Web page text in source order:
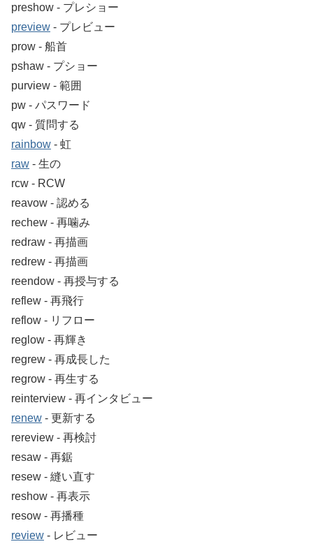
preshow ‐ プレショー
preview ‐ プレビュー
prow ‐ 船首
pshaw ‐ プショー
purview ‐ 範囲
pw ‐ パスワード
qw ‐ 質問する
rainbow ‐ 虹
raw ‐ 生の
rcw ‐ RCW
reavow ‐ 認める
rechew ‐ 再噛み
redraw ‐ 再描画
redrew ‐ 再描画
reendow ‐ 再授与する
reflew ‐ 再飛行
reflow ‐ リフロー
reglow ‐ 再輝き
regrew ‐ 再成長した
regrow ‐ 再生する
reinterview ‐ 再インタビュー
renew ‐ 更新する
rereview ‐ 再検討
resaw ‐ 再鋸
resew ‐ 縫い直す
reshow ‐ 再表示
resow ‐ 再播種
review ‐ レビュー